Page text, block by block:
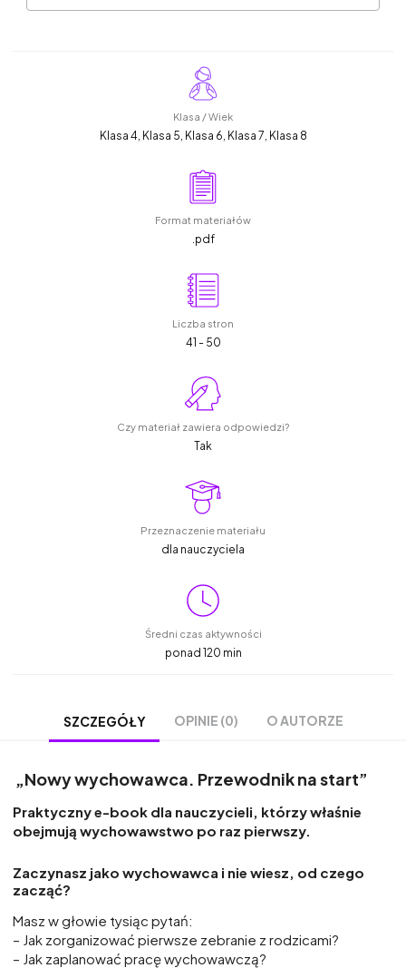
Klasa / Wiek
Klasa 4, Klasa 5, Klasa 6, Klasa 7, Klasa 8
Format materiałów
.pdf
Liczba stron
41 - 50
Czy materiał zawiera odpowiedzi?
Tak
Przeznaczenie materiału
dla nauczyciela
Średni czas aktywności
ponad 120 min
SZCZEGÓŁY OPINIE (0) O AUTORZE
„Nowy wychowawca. Przewodnik na start”
Praktyczny e-book dla nauczycieli, którzy właśnie
obejmują wychowawstwo po raz pierwszy.
Zaczynasz jako wychowawca i nie wiesz, od czego
zacząć?
Masz w głowie tysiąc pytań:
– Jak zorganizować pierwsze zebranie z rodzicami?
– Jak zaplanować pracę wychowawczą?